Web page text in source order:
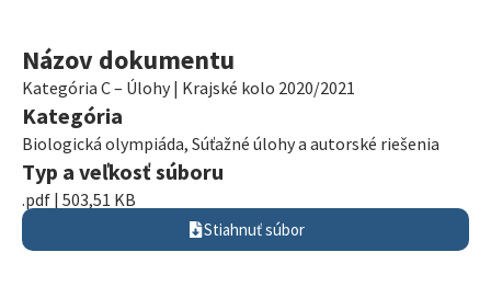
Názov dokumentu
Kategória C – Úlohy | Krajské kolo 2020/2021
Kategória
Biologická olympiáda, Súťažné úlohy a autorské riešenia
Typ a veľkosť súboru
.pdf | 503,51 KB
Stiahnuť súbor